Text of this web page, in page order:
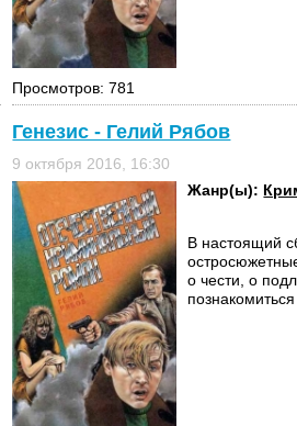
Просмотров: 781
Генезис - Гелий Рябов
9 октября 2016, 16:30
Жанр(ы):
В настоящий
о чести, о